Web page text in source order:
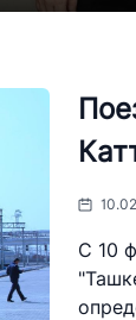
службы
программы
С 10